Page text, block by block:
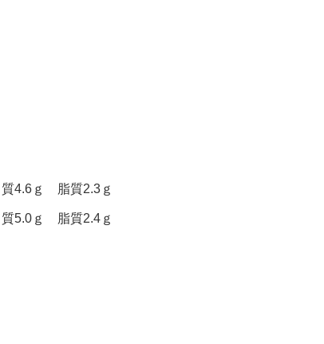
質4.6ｇ 脂質2.3ｇ
質5.0ｇ 脂質2.4ｇ